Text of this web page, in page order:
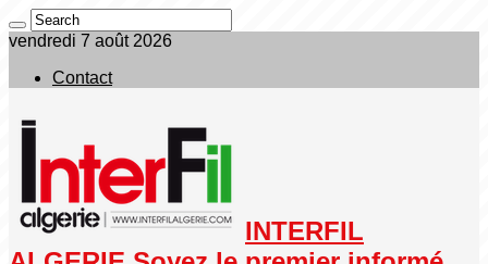
vendredi 7 août 2026
Contact
INTERFIL